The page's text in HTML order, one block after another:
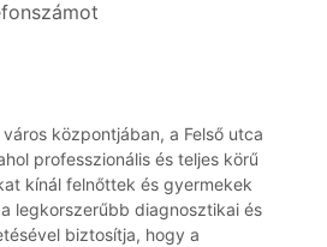
város központjában, a Felső utca
professzionális és teljes körű
kínál felnőttek és gyermekek
legkorszerűbb diagnosztikai és
biztosítja, hogy a